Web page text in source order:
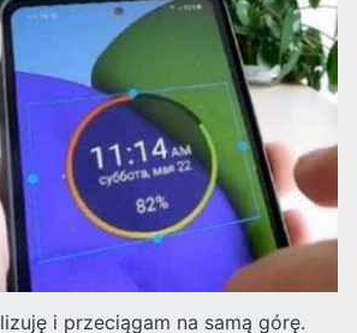
i przeciągam na samą górę.